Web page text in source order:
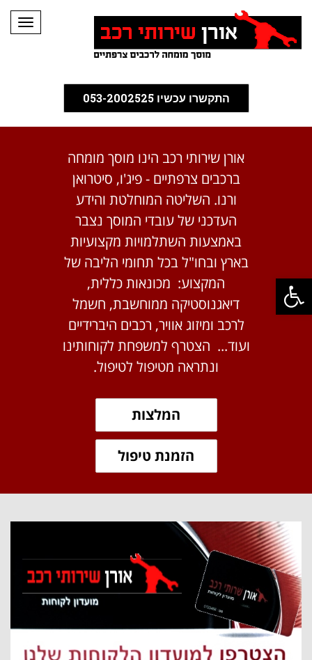
פתח סרגל נגישות
התקשרו עכשיו 053-2002525
אורן שירותי רכב הינו מוסך מומחה
ברכבים צרפתיים - פיג'ו, סיטרואן
ורנו. השליטה המוחלטת והידע
העדכני של עובדי המוסך נצבר
באמצעות השתלמויות מקצועיות
בארץ ובחו"ל בכל תחומי הליבה של
המקצוע: מכונאות כללית,
דיאגנוסטיקה ממוחשבת, חשמל
לרכב ומיזוג אוויר, רכבים היברידיים
ועוד... הצטרף למשפחת לקוחותינו
ונתראה מטיפול לטיפול.
המלצות
הזמנת טיפול